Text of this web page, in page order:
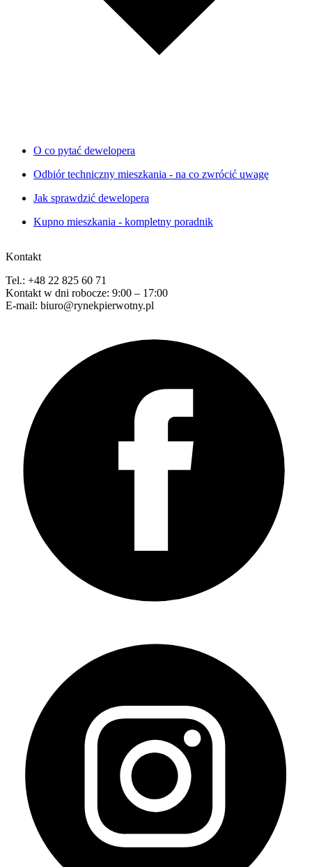
O co pytać dewelopera
Odbiór techniczny mieszkania - na co zwrócić uwagę
Jak sprawdzić dewelopera
Kupno mieszkania - kompletny poradnik
Kontakt
Tel.: +48 22 825 60 71
Kontakt w dni robocze: 9:00 – 17:00
E-mail: biuro@rynekpierwotny.pl